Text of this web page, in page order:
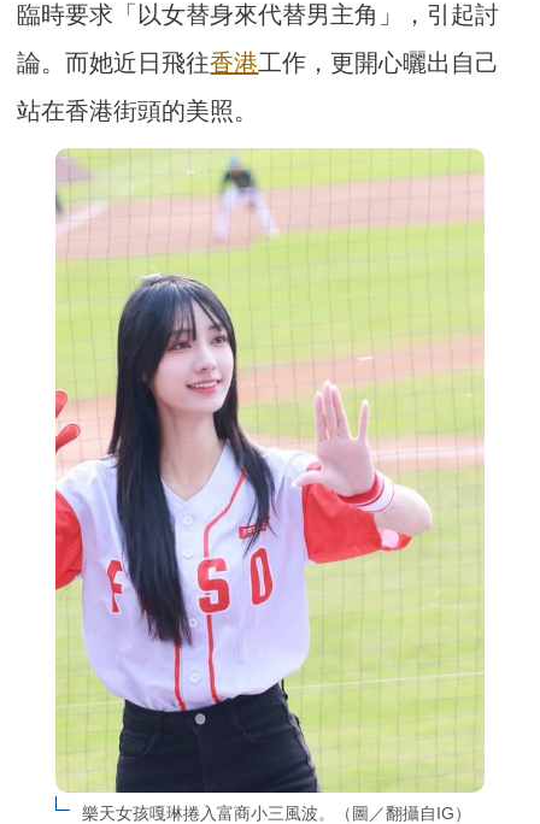
臨時要求「以女替身來代替男主角」，引起討
論。而她近日飛往香港工作，更開心曬出自己
站在香港街頭的美照。
樂天女孩嘎琳捲入富商小三風波。（圖／翻攝自IG）